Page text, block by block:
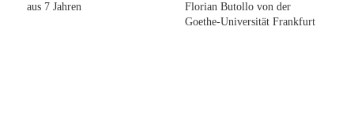
aus 7 Jahren
Florian Butollo von der
Goethe-Universität Frankfurt